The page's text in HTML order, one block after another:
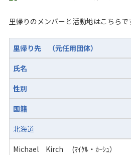
里帰りのメンバーと活動地はこちらで
里帰り先 （元任用団体）
氏名
性別
国籍
北海道
Michael Kirch (ﾏｲｹﾙ・ｶｰｼｭ）